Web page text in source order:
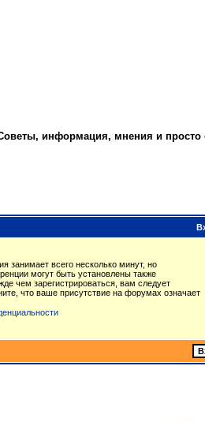
информация, мнения и
занимает всего несколько минут, но
могут быть установлены также
чем зарегистрироваться, вам следует
что ваше присутствие на форумах означает